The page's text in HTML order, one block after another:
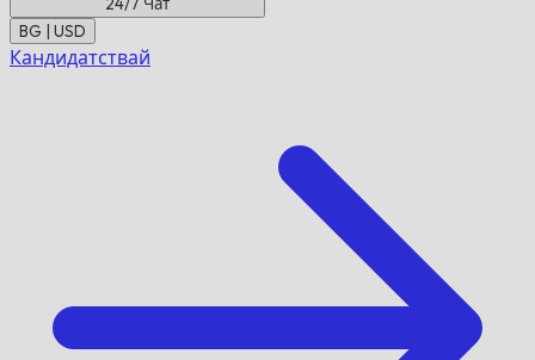
BG | USD
Кандидатствай